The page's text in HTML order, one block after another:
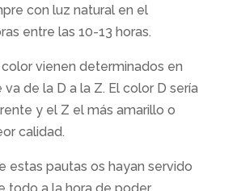
con luz natural en el
entre las 10-13 horas.
vienen determinados en
de la D a la Z. El color D sería
y el Z el más amarillo o
calidad.
estas pautas os hayan servido